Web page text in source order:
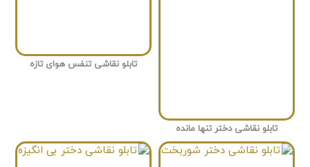
تابلو نقاشی دختر تنها مانده
تابلو نقاشی تنفس هوای تازه